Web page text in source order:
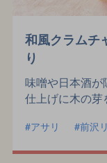
和風クラムチ
り
味噌や日本酒が
仕上げに木の芽
アサリ 前沢